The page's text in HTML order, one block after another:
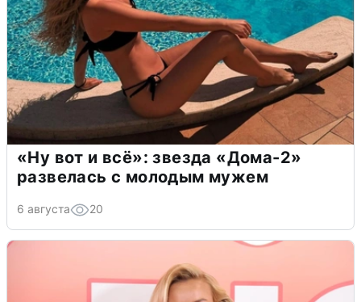
«Ну вот и всё»: звезда «Дома-2»
развелась с молодым мужем
6 августа 20